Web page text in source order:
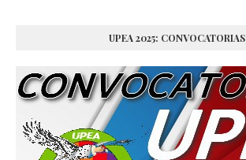
UPEA 2025: CONVOCATORIAS